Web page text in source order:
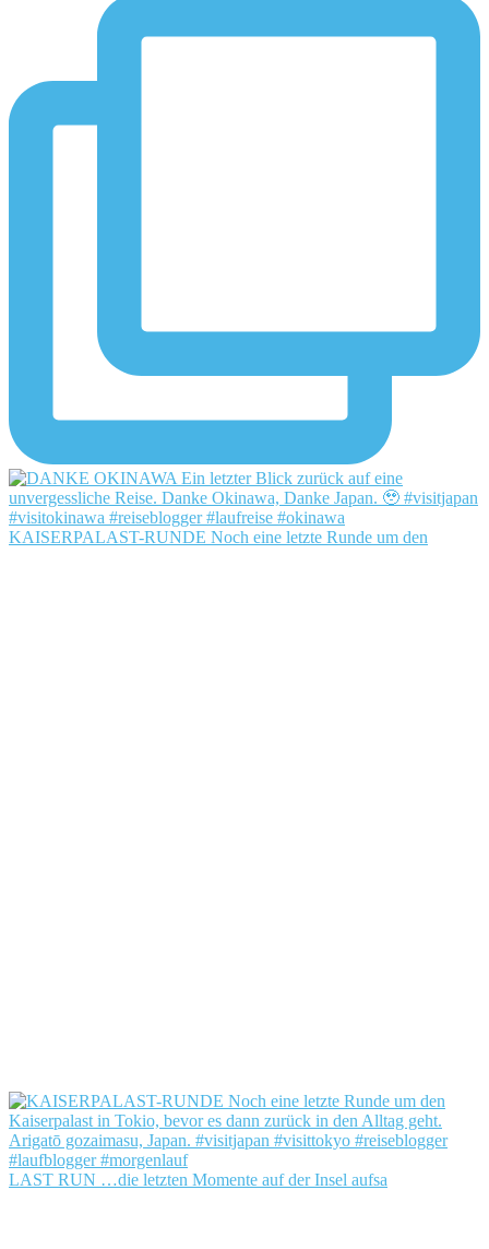
KAISERPALAST-RUNDE Noch eine letzte Runde um den
LAST RUN …die letzten Momente auf der Insel aufsa